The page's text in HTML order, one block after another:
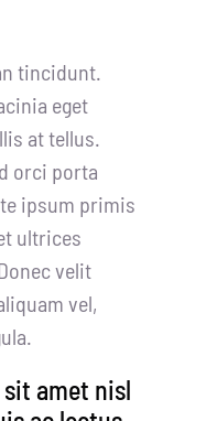
tincidunt.
eget
at tellus.
orci porta
ipsum primis
ultrices
velit
vel,
amet nisl